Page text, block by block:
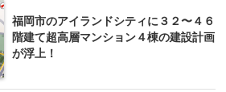
福岡市のアイランドシティに３２〜４６
階建て超高層マンション４棟の建設計画
が浮上！